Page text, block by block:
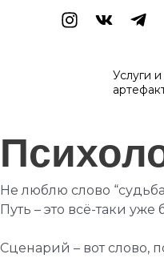
Услуги и
Не люблю слово
Путь – это всё-таки
Сценарий – вот слово,
записям